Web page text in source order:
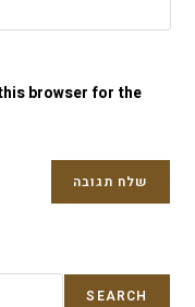
browser for the
SEARCH